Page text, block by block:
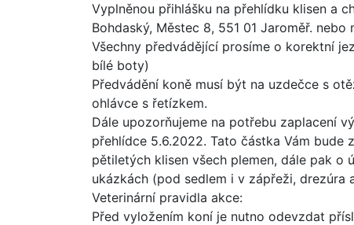
Vyplněnou přihlášku na přehlídku klisen a
Bohdaský, Městec 8, 551 01 Jaroměř.
Všechny předvádějící prosíme o korektní
bílé boty)
Předvádění koně musí být na uzdečce s
ohlávce s řetízkem.
Dále upozorňujeme na potřebu zaplacení
přehlídce 5.6.2022. Tato částka Vám
pětiletých klisen všech plemen, dále pak
ukázkách (pod sedlem i v zápřeži, drezúra
Veterinární pravidla akce:
Před vyložením koní je nutno odevzdat